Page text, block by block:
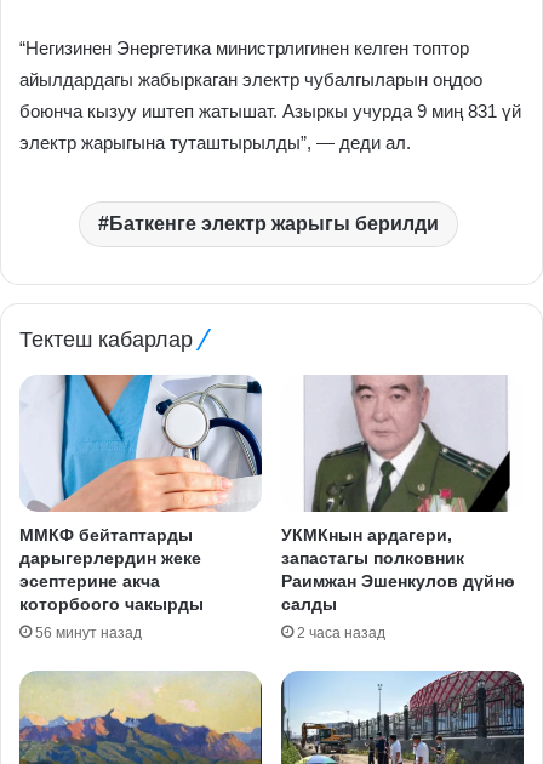
“Негизинен Энергетика министрлигинен келген топтор
айылдардагы жабыркаган электр чубалгыларын оңдоо
боюнча кызуу иштеп жатышат. Азыркы учурда 9 миң 831 үй
электр жарыгына туташтырылды”, — деди ал.
Баткенге электр жарыгы берилди
Тектеш кабарлар
ММКФ бейтаптарды
дарыгерлердин жеке
эсептерине акча
которбоого чакырды
56 минут назад
УКМКнын ардагери,
запастагы полковник
Раимжан Эшенкулов дүйнө
салды
2 часа назад